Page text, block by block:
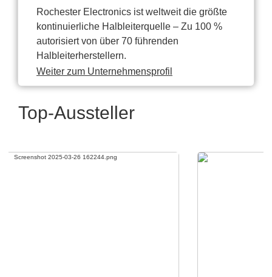
Rochester Electronics ist weltweit die größte
kontinuierliche Halbleiterquelle – Zu 100 %
autorisiert von über 70 führenden
Halbleiterherstellern.
Weiter zum Unternehmensprofil
Top-Aussteller